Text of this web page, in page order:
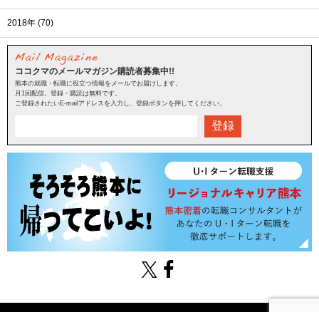
2018年 (70)
ココクマのメールマガジン購読者募集中!!
熊本の就職・転職に役立つ情報をメールでお届けします。
月1回配信。登録・購読は無料です。
ご登録されたいE-mailアドレスを入力し、登録ボタンを押してください。
登録